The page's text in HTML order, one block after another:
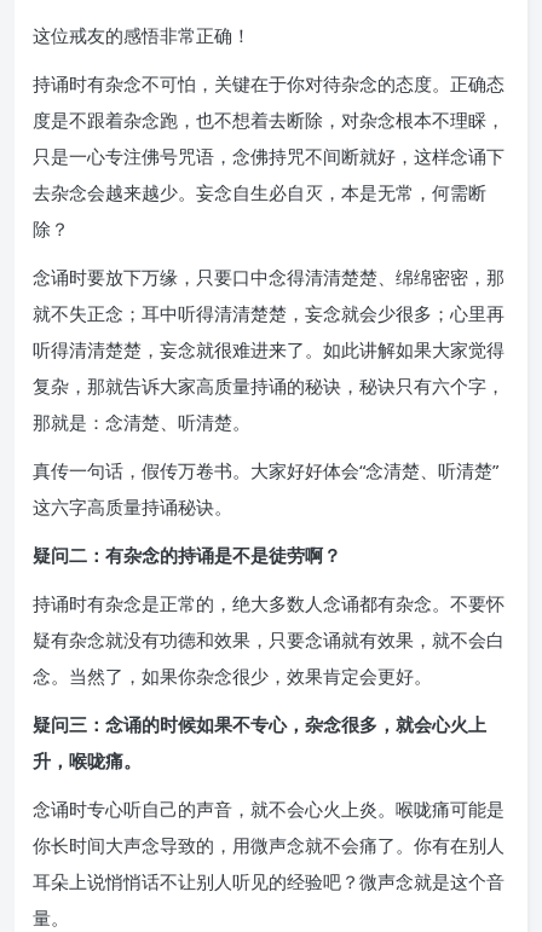
这位戒友的感悟非常正确！
持诵时有杂念不可怕，关键在于你对待杂念的态度。正确态
度是不跟着杂念跑，也不想着去断除，对杂念根本不理睬，
只是一心专注佛号咒语，念佛持咒不间断就好，这样念诵下
去杂念会越来越少。妄念自生必自灭，本是无常，何需断
除？
念诵时要放下万缘，只要口中念得清清楚楚、绵绵密密，那
就不失正念；耳中听得清清楚楚，妄念就会少很多；心里再
听得清清楚楚，妄念就很难进来了。如此讲解如果大家觉得
复杂，那就告诉大家高质量持诵的秘诀，秘诀只有六个字，
那就是：念清楚、听清楚。
真传一句话，假传万卷书。大家好好体会“念清楚、听清楚”
这六字高质量持诵秘诀。
疑问二：有杂念的持诵是不是徒劳啊？
持诵时有杂念是正常的，绝大多数人念诵都有杂念。不要怀
疑有杂念就没有功德和效果，只要念诵就有效果，就不会白
念。当然了，如果你杂念很少，效果肯定会更好。
疑问三：念诵的时候如果不专心，杂念很多，就会心火上
升，喉咙痛。
念诵时专心听自己的声音，就不会心火上炎。喉咙痛可能是
你长时间大声念导致的，用微声念就不会痛了。你有在别人
耳朵上说悄悄话不让别人听见的经验吧？微声念就是这个音
量。